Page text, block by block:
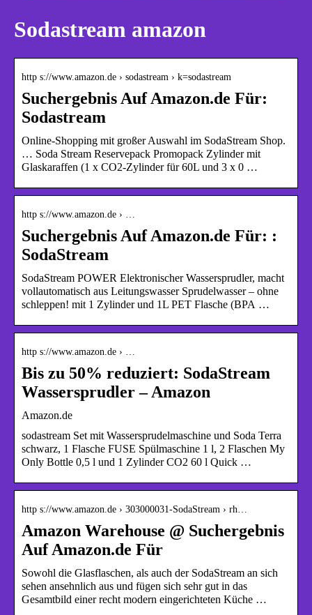
Sodastream amazon
http s://www.amazon.de › sodastream › k=sodastream
Suchergebnis Auf Amazon.de Für:
Sodastream
Online-Shopping mit großer Auswahl im SodaStream Shop.
… Soda Stream Reservepack Promopack Zylinder mit
Glaskaraffen (1 x CO2-Zylinder für 60L und 3 x 0 …
http s://www.amazon.de › …
Suchergebnis Auf Amazon.de Für: :
SodaStream
SodaStream POWER Elektronischer Wassersprudler, macht
vollautomatisch aus Leitungswasser Sprudelwasser – ohne
schleppen! mit 1 Zylinder und 1L PET Flasche (BPA …
http s://www.amazon.de › …
Bis zu 50% reduziert: SodaStream
Wassersprudler – Amazon
Amazon.de
sodastream Set mit Wassersprudelmaschine und Soda Terra
schwarz, 1 Flasche FUSE Spülmaschine 1 l, 2 Flaschen My
Only Bottle 0,5 l und 1 Zylinder CO2 60 l Quick …
http s://www.amazon.de › 303000031-SodaStream › rh…
Amazon Warehouse @ Suchergebnis
Auf Amazon.de Für
Sowohl die Glasflaschen, als auch der SodaStream an sich
sehen ansehnlich aus und fügen sich sehr gut in das
Gesamtbild einer recht modern eingerichteten Küche …